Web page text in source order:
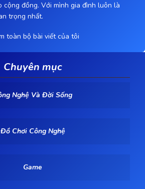
cộng đồng. Với mình gia đình luôn là
trọng nhất.
toàn bộ bài viết của tôi
Chuyên mục
Nghệ Và Đời Sống
Đồ Chơi Công Nghệ
Game